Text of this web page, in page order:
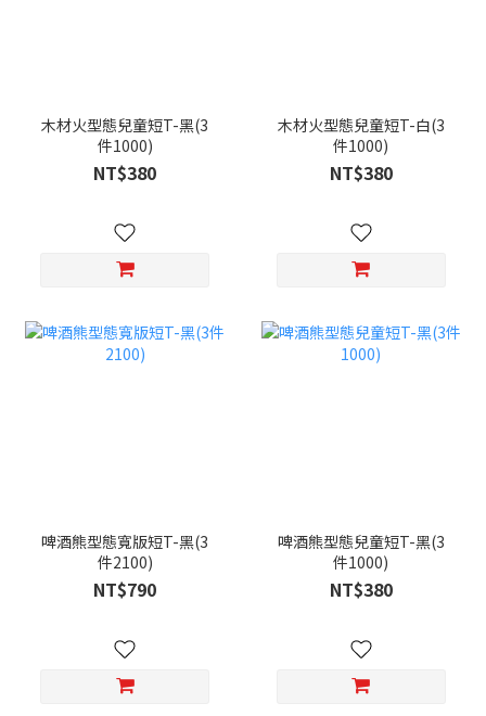
木材火型態兒童短T-黑(3
件1000)
NT$380
木材火型態兒童短T-白(3
件1000)
NT$380
啤酒熊型態寬版短T-黑(3
件2100)
NT$790
啤酒熊型態兒童短T-黑(3
件1000)
NT$380